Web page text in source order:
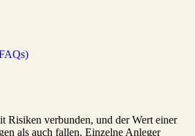
Risiken verbunden, und der Wert einer
als auch fallen. Einzelne Anleger